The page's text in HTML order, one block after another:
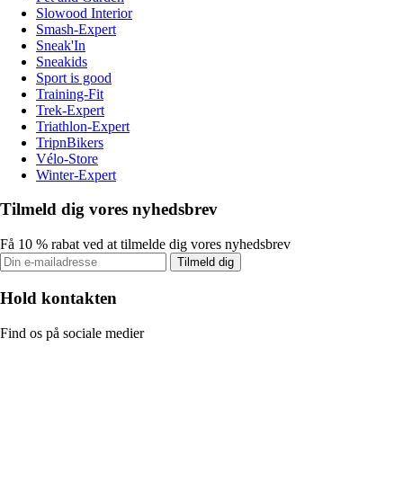
Slowood Interior
Smash-Expert
Sneak'In
Sneakids
Sport is good
Training-Fit
Trek-Expert
Triathlon-Expert
TripnBikers
Vélo-Store
Winter-Expert
Tilmeld dig vores nyhedsbrev
Få 10 % rabat ved at tilmelde dig vores nyhedsbrev
Tilmeld dig
Hold kontakten
Find os på sociale medier